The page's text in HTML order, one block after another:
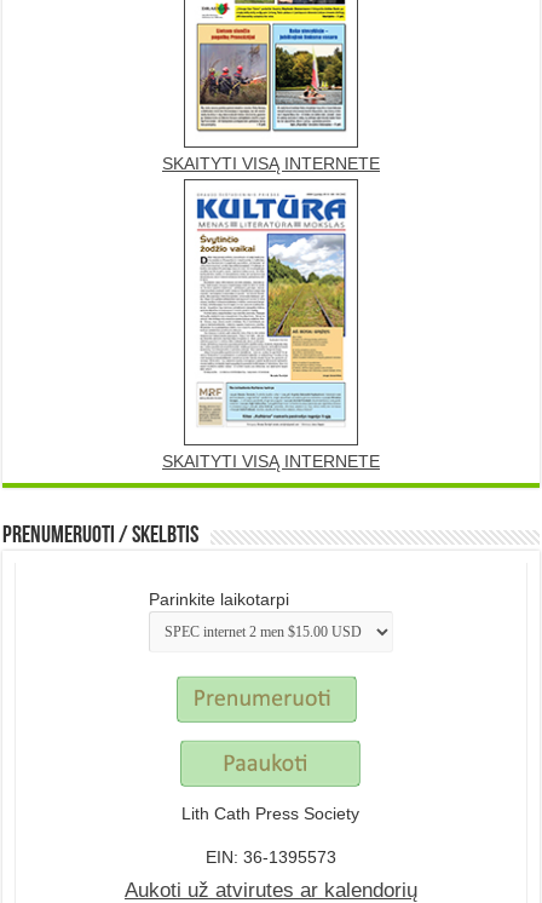
SKAITYTI VISĄ INTERNETE
SKAITYTI VISĄ INTERNETE
Prenumeruoti / Skelbtis
Parinkite laikotarpi
Lith Cath Press Society
EIN: 36-1395573
Aukoti už atvirutes ar kalendorių